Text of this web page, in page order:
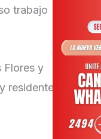
trabajo
Flores y
residente